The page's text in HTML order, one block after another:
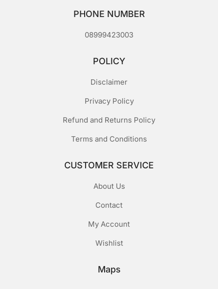
PHONE NUMBER
08999423003
POLICY
Disclaimer
Privacy Policy
Refund and Returns Policy
Terms and Conditions
CUSTOMER SERVICE
About Us
Contact
My Account
Wishlist
Maps